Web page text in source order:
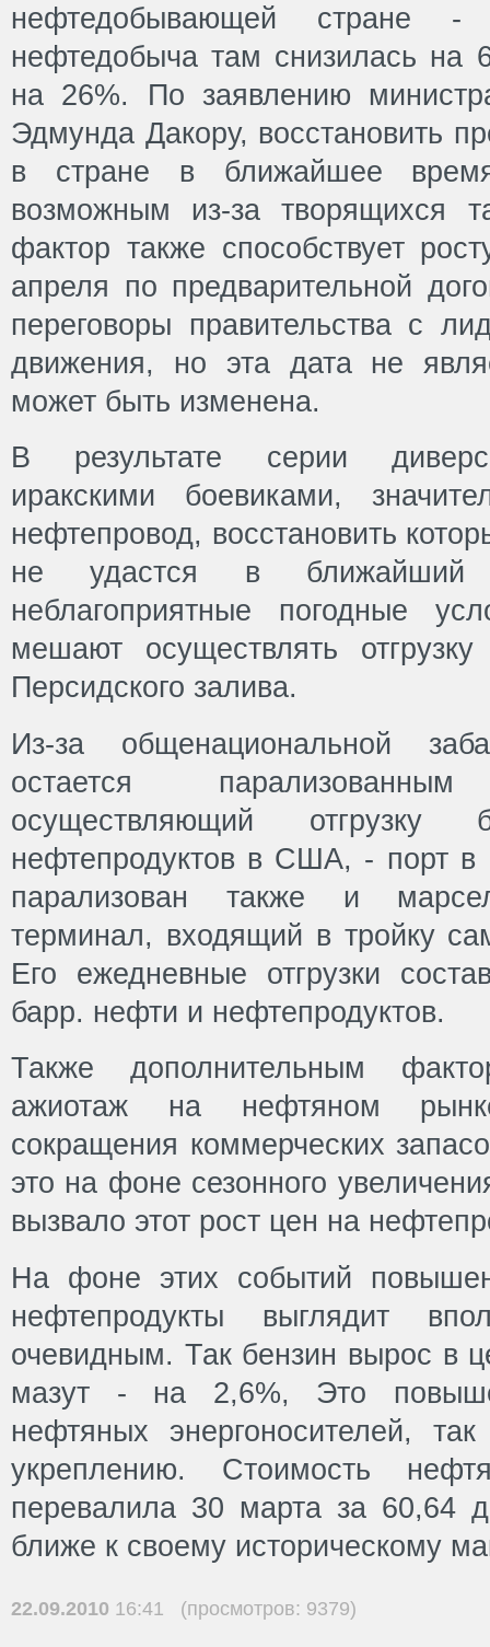
нефтедобывающей стране
нефтедобыча там снизилась на
на 26%. По заявлению
Эдмунда Дакору, восстановить
в стране в ближайшее
возможным из-за творящихся
фактор также способствует
апреля по предварительной
переговоры правительства с
движения, но эта дата не
может быть изменена.
В результате серии
иракскими боевиками,
нефтепровод, восстановить
не удастся в
неблагоприятные погодные
мешают осуществлять
Персидского залива.
Из-за общенациональной
остается
осуществляющий
нефтепродуктов в США, - порт
парализован также и
терминал, входящий в тройку
Его ежедневные отгрузки
барр. нефти и нефтепродуктов.
Также дополнительным
ажиотаж на нефтяном
сокращения коммерческих
это на фоне сезонного
вызвало этот рост цен на
На фоне этих событий
нефтепродукты выглядит
очевидным. Так бензин вырос в
мазут - на 2,6%, Это
нефтяных энергоносителей,
укреплению. Стоимость
перевалила 30 марта за 60,64
ближе к своему историческому
22.09.2010 16:41 (просмотров: 9379)